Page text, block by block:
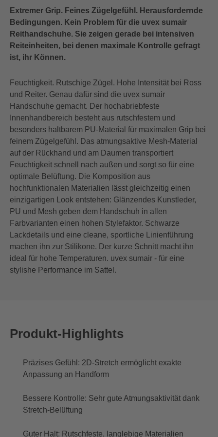
Extremer Grip. Feines Zügelgefühl. Herausfordernde
Bedingungen. Kein Problem für die uvex sumair
Reithandschuhe. Sie zeigen gerade bei intensiven
Reiteinheiten, bei denen maximale Kontrolle gefragt
ist, ihr Können.
Feuchtigkeit. Rutschige Zügel. Hohe Intensität bei Ross
und Reiter. Genau dafür sind die uvex sumair
Handschuhe gemacht. Der hochabriebfeste
Innenhandbereich besteht aus rutschfestem und
besonders haltbarem PU-Material für maximalen Grip bei
feinem Zügelgefühl. Das atmungsaktive Mesh-Material
auf der Rückhand und am Daumen transportiert
Feuchtigkeit schnell nach außen und sorgt so für eine
optimale Belüftung. Die Komposition aus
hochfunktionalen Materialien lässt gleichzeitig einen
einzigartigen Look entstehen: Glänzendes Kunstleder,
PU und Mesh geben dem Handschuh in allen
Farbvarianten einen hohen Stylefaktor. Schwarze
Lackdetails und eine cleane, sportliche Linienführung
machen ihn zur Stilikone. Der kurze Schnitt macht ihn
ideal für hohe Temperaturen. uvex sumair - für eine
stylishe Performance im Sattel.
Produkt-Highlights
Präzises Gefühl: 2D-Stretch ermöglicht exakte
Anpassung an Handform
Bessere Kontrolle: Sehr gute Atmungsaktivität dank
Stretch-Belüftung
Guter Halt: Rutschfeste, langlebige Materialien